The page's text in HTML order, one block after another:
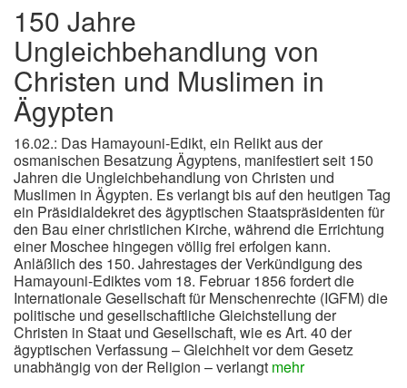
150 Jahre
Ungleichbehandlung von
Christen und Muslimen in
Ägypten
16.02.: Das Hamayouni-Edikt, ein Relikt aus der
osmanischen Besatzung Ägyptens, manifestiert seit 150
Jahren die Ungleichbehandlung von Christen und
Muslimen in Ägypten. Es verlangt bis auf den heutigen Tag
ein Präsidialdekret des ägyptischen Staatspräsidenten für
den Bau einer christlichen Kirche, während die Errichtung
einer Moschee hingegen völlig frei erfolgen kann.
Anläßlich des 150. Jahrestages der Verkündigung des
Hamayouni-Ediktes vom 18. Februar 1856 fordert die
Internationale Gesellschaft für Menschenrechte (IGFM) die
politische und gesellschaftliche Gleichstellung der
Christen in Staat und Gesellschaft, wie es Art. 40 der
ägyptischen Verfassung – Gleichheit vor dem Gesetz
unabhängig von der Religion – verlangt mehr